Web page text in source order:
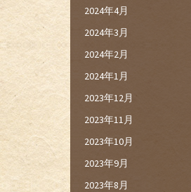
2024年4月
2024年3月
2024年2月
2024年1月
2023年12月
2023年11月
2023年10月
2023年9月
2023年8月